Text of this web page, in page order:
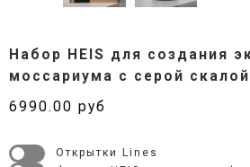
Набор HEIS для создания
моссариума с серой скалой
6990.00 руб
Открытки Lines